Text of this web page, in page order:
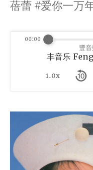
蓓蕾 #爱你一万
豐
丰音乐
1.0x
00:00